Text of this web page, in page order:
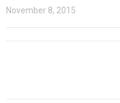
November 8, 2015